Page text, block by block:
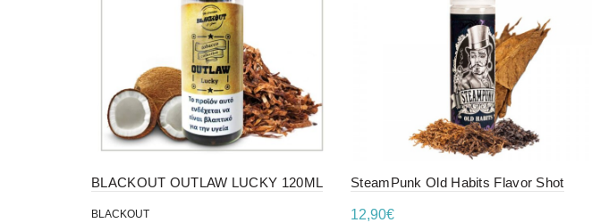
BLACKOUT OUTLAW LUCKY 120ML
BLACKOUT
SteamPunk Old Habits Flavor Shot
12,90€